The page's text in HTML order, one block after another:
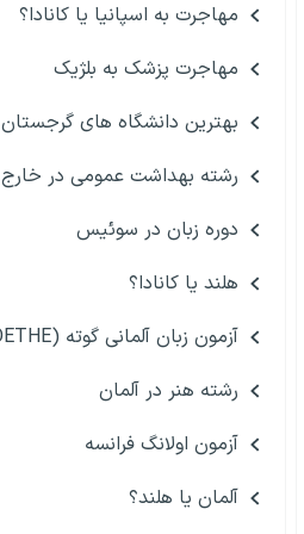
مهاجرت به اسپانیا یا کانادا؟
مهاجرت پزشک به بلژیک
بهترین دانشگاه های گرجستان
رشته بهداشت عمومی در خارج
دوره زبان در سوئیس
هلند یا کانادا؟
آزمون زبان آلمانی گوته (GOETHE)
رشته هنر در آلمان
آزمون اولانگ فرانسه
آلمان یا هلند؟